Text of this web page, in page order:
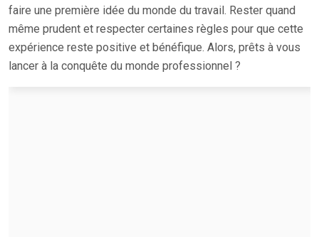
faire une première idée du monde du travail. Rester quand
même prudent et respecter certaines règles pour que cette
expérience reste positive et bénéfique. Alors, prêts à vous
lancer à la conquête du monde professionnel ?